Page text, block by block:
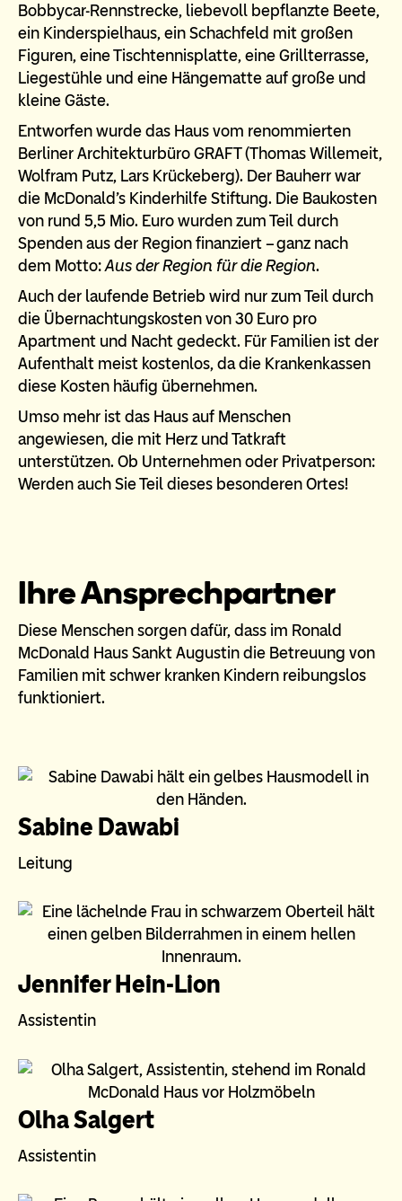
Bobbycar-Rennstrecke, liebevoll bepflanzte Beete,
ein Kinderspielhaus, ein Schachfeld mit großen
Figuren, eine Tischtennisplatte, eine Grillterrasse,
Liegestühle und eine Hängematte auf große und
kleine Gäste.
Entworfen wurde das Haus vom renommierten
Berliner Architekturbüro GRAFT (Thomas Willemeit,
Wolfram Putz, Lars Krückeberg). Der Bauherr war
die McDonald’s Kinderhilfe Stiftung. Die Baukosten
von rund 5,5 Mio. Euro wurden zum Teil durch
Spenden aus der Region finanziert – ganz nach
dem Motto:Aus der Region für die Region.
Auch der laufende Betrieb wird nur zum Teil durch
die Übernachtungskosten von 30 Euro pro
Apartment und Nacht gedeckt. Für Familien ist der
Aufenthalt meist kostenlos, da die Krankenkassen
diese Kosten häufig übernehmen.
Umso mehr ist das Haus auf Menschen
angewiesen, die mit Herz und Tatkraft
unterstützen. Ob Unternehmen oder Privatperson:
Werden auch Sie Teil dieses besonderen Ortes!
Ihre Ansprechpartner
Diese Menschen sorgen dafür, dass im Ronald
McDonald Haus Sankt Augustin die Betreuung von
Familien mit schwer kranken Kindern reibungslos
funktioniert.
Sabine Dawabi
Leitung
Jennifer Hein-Lion
Assistentin
Olha Salgert
Assistentin